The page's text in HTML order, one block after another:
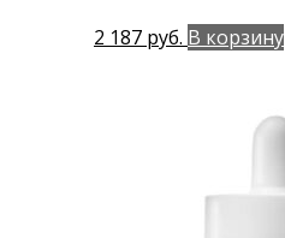
2 187 руб. В корзину